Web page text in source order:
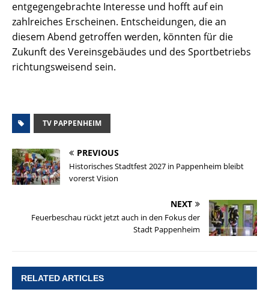
entgegengebrachte Interesse und hofft auf ein
zahlreiches Erscheinen. Entscheidungen, die an
diesem Abend getroffen werden, könnten für die
Zukunft des Vereinsgebäudes und des Sportbetriebs
richtungsweisend sein.
TV PAPPENHEIM
PREVIOUS
Historisches Stadtfest 2027 in Pappenheim bleibt
vorerst Vision
NEXT
Feuerbeschau rückt jetzt auch in den Fokus der
Stadt Pappenheim
RELATED ARTICLES